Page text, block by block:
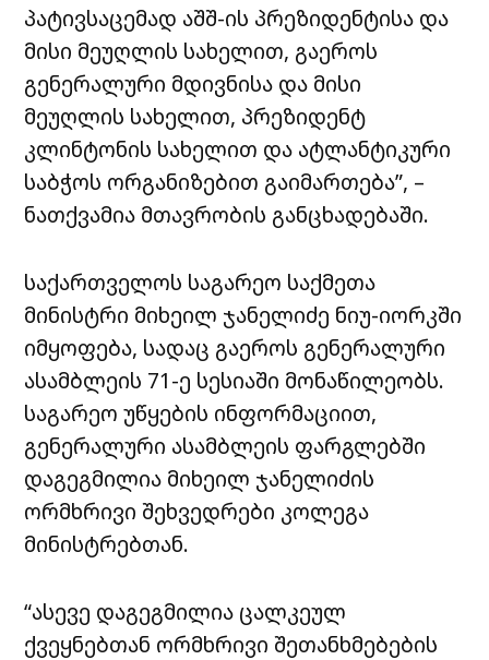
პატივსაცემად აშშ-ის პრეზიდენტისა და
მისი მეუღლის სახელით, გაეროს
გენერალური მდივნისა და მისი
მეუღლის სახელით, პრეზიდენტ
კლინტონის სახელით და ატლანტიკური
საბჭოს ორგანიზებით გაიმართება”, –
ნათქვამია მთავრობის განცხადებაში.
საქართველოს საგარეო საქმეთა
მინისტრი მიხეილ ჯანელიძე ნიუ-იორკში
იმყოფება, სადაც გაეროს გენერალური
ასამბლეის 71-ე სესიაში მონაწილეობს.
საგარეო უწყების ინფორმაციით,
გენერალური ასამბლეის ფარგლებში
დაგეგმილია მიხეილ ჯანელიძის
ორმხრივი შეხვედრები კოლეგა
მინისტრებთან.
“ასევე დაგეგმილია ცალკეულ
ქვეყნებთან ორმხრივი შეთანხმებების